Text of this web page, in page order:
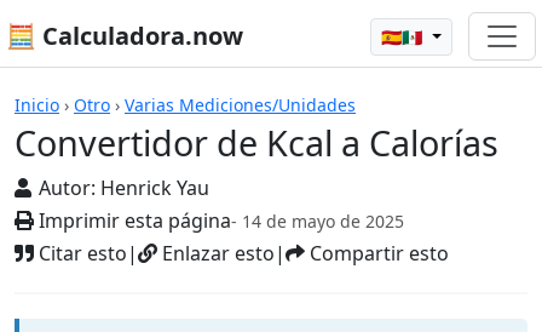
🧮 Calculadora.now 🇪🇸🇲🇽
Inicio › Otro › Varias Mediciones/Unidades
Convertidor de Kcal a Calorías
Autor: Henrick Yau
Imprimir esta página- 14 de mayo de 2025
Citar esto| Enlazar esto| Compartir esto
Calculadoras